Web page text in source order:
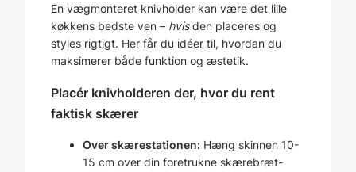
En vægmonteret knivholder kan være det lille
køkkens bedste ven – hvisden placeres og
styles rigtigt. Her får du idéer til, hvordan du
maksimerer både funktion og æstetik.
Placér knivholderen der, hvor du rent
faktisk skærer
Over skærestationen: Hæng skinnen 10-
15 cm over din foretrukne skærebræt-